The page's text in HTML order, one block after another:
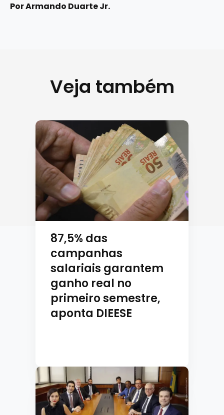
Por Armando Duarte Jr.
Veja também
87,5% das
campanhas
salariais garantem
ganho real no
primeiro semestre,
aponta DIEESE